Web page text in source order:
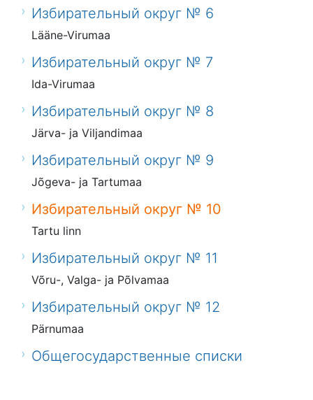
Избирательный округ № 6
Lääne-Virumaa
Избирательный округ № 7
Ida-Virumaa
Избирательный округ № 8
Järva- ja Viljandimaa
Избирательный округ № 9
Jõgeva- ja Tartumaa
Избирательный округ № 10
Tartu linn
Избирательный округ № 11
Võru-, Valga- ja Põlvamaa
Избирательный округ № 12
Pärnumaa
Общегосударственные списки